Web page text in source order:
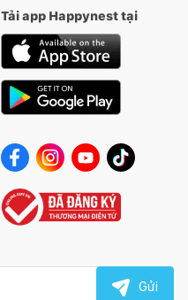
Tải app Happynest tại
Gửi